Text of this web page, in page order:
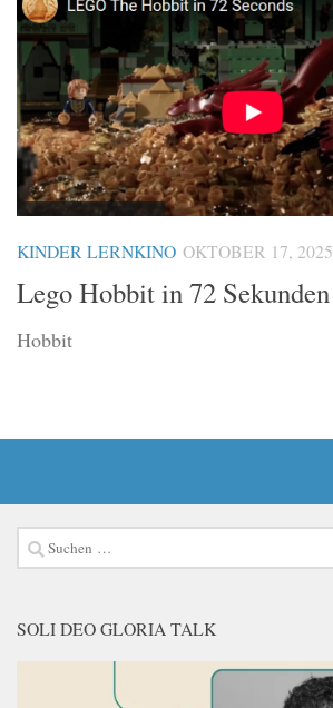
KINDER LERNKINO OKTOBER 17, 2025
Lego Hobbit in 72 Sekunden
Hobbit
Suchen
nach:
SOLI DEO GLORIA TALK